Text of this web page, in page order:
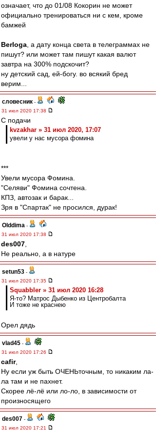
означает, что до 01/08 Кокорин не может
официально тренироваться ни с кем, кроме
бамжей
Berloga , а дату конца света в телеграммах не
пишут? или может там пишут какая валют
завтра на 300% подскочит?
ну детский сад, ей-богу. во всякий бред
верим...
словесник -
31 июл 2020 17:38
С подачи
kvzakhar » 31 июл 2020, 17:07
увели у нас мусора фомина
***
Увели мусора Фомина.
"Селяви" Фомина сочтена.
КПЗ, автозак и барак...
Зря в "Спартак" не просился, дурак!
Olddima -
31 июл 2020 17:38
des007
Не реально, а в натуре
setun53 -
31 июл 2020 17:35
Squabbler » 31 июл 2020 16:28
Я-то? Матрос Дыбенко из Центробалта
И тоже не краснею
Орел дядь
vlad45 -
31 июл 2020 17:26
cafir,
Ну если уж быть ОЧЕНЬточным, то никаким ла-
ла там и не пахнет.
Скорее лё-лё или ло-ло, в зависимости от
произносящего
des007 -
31 июл 2020 17:21